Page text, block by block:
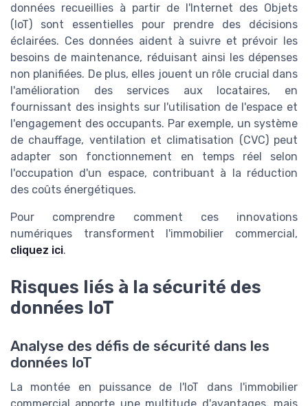
données recueillies à partir de l'Internet des Objets
(IoT) sont essentielles pour prendre des décisions
éclairées. Ces données aident à suivre et prévoir les
besoins de maintenance, réduisant ainsi les dépenses
non planifiées. De plus, elles jouent un rôle crucial dans
l'amélioration des services aux locataires, en
fournissant des insights sur l'utilisation de l'espace et
l'engagement des occupants. Par exemple, un système
de chauffage, ventilation et climatisation (CVC) peut
adapter son fonctionnement en temps réel selon
l'occupation d'un espace, contribuant à la réduction
des coûts énergétiques.
Pour comprendre comment ces innovations
numériques transforment l'immobilier commercial,
cliquez ici.
Risques liés à la sécurité des
données IoT
Analyse des défis de sécurité dans les
données IoT
La montée en puissance de l'IoT dans l'immobilier